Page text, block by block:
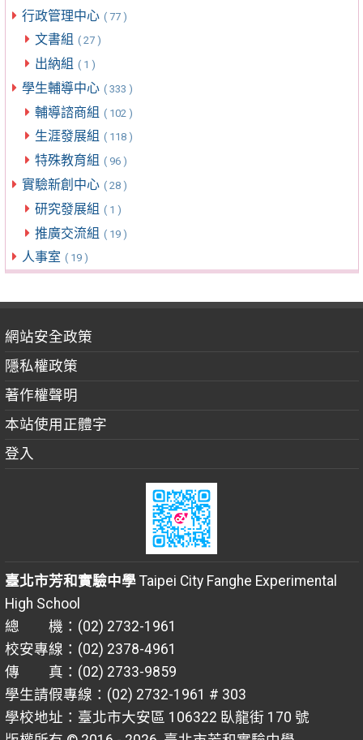
行政管理中心 ( 77 )
文書組 ( 27 )
出納組 ( 1 )
學生輔導中心 ( 333 )
輔導諮商組 ( 102 )
生涯發展組 ( 118 )
特殊教育組 ( 96 )
實驗新創中心 ( 28 )
研究發展組 ( 1 )
推廣交流組 ( 19 )
人事室 ( 19 )
網站安全政策
隱私權政策
著作權聲明
本站使用正體字
登入
臺北市芳和實驗中學Taipei City Fanghe Experimental
High School
總 機：(02) 2732-1961
校安專線：(02) 2378-4961
傳 真：(02) 2733-9859
學生請假專線：(02) 2732-1961 # 303
學校地址：臺北市大安區 106322 臥龍街 170 號